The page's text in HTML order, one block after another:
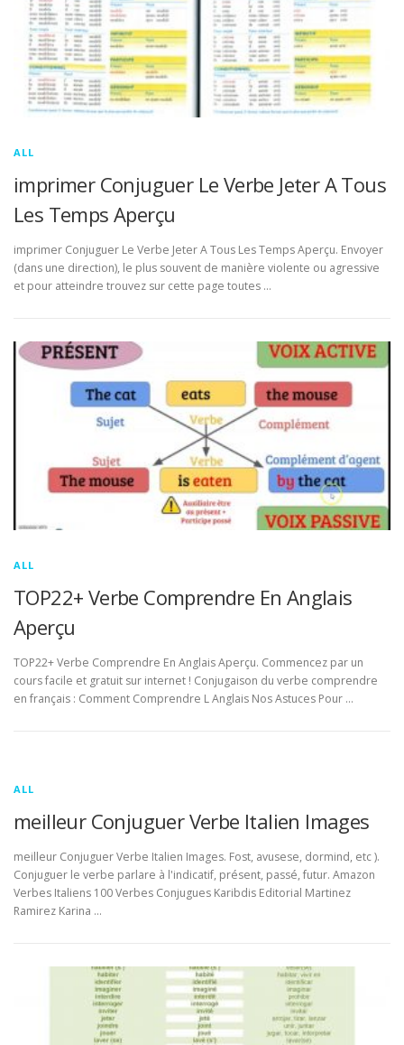
ALL
imprimer Conjuguer Le Verbe Jeter A Tous
Les Temps Aperçu
imprimer Conjuguer Le Verbe Jeter A Tous Les Temps Aperçu. Envoyer
(dans une direction), le plus souvent de manière violente ou agressive
et pour atteindre trouvez sur cette page toutes …
ALL
TOP22+ Verbe Comprendre En Anglais
Aperçu
TOP22+ Verbe Comprendre En Anglais Aperçu. Commencez par un
cours facile et gratuit sur internet ! Conjugaison du verbe comprendre
en français : Comment Comprendre L Anglais Nos Astuces Pour …
ALL
meilleur Conjuguer Verbe Italien Images
meilleur Conjuguer Verbe Italien Images. Fost, avusese, dormind, etc ).
Conjuguer le verbe parlare à l'indicatif, présent, passé, futur. Amazon
Verbes Italiens 100 Verbes Conjugues Karibdis Editorial Martinez
Ramirez Karina …